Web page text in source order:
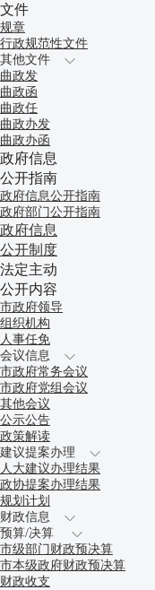
文件
规章
行政规范性文件
其他文件
曲政发
曲政函
曲政任
曲政办发
曲政办函
政府信息
公开指南
政府信息公开指南
政府部门公开指南
政府信息
公开制度
法定主动
公开内容
市政府领导
组织机构
人事任免
会议信息
市政府常务会议
市政府党组会议
其他会议
公示公告
政策解读
建议提案办理
人大建议办理结果
政协提案办理结果
规划计划
财政信息
预算/决算
市级部门财政预决算
市本级政府财政预决算
财政收支